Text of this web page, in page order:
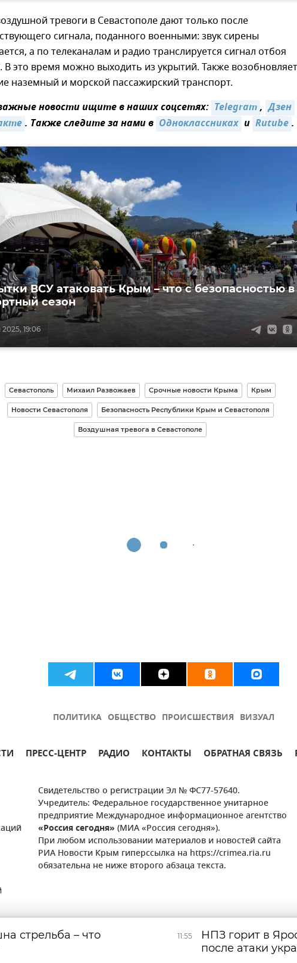
тревоги в Севастополе дают только после
сигнала, поданного военными: звук сирены
а по телеканалам и радио транслируется сигнал отбоя
В это время можно выходить из укрытий. Также возобновляет
наземный и морской пассажирский транспорт.
новости ищите в наших соцсетях: Telegram, Дзен
. Также следите за нами в Одноклассниках и Rutube.
19:06
ВСУ атаковать Крым – что с безопасностью в
сезон
Севастополь Михаил Развожаев Срочные новости Крыма Крым
Новости Севастополя Безопасность Республики Крым и Севастополя
Воздушная тревога в Севастополе
ПОЛИТИКА ОБЩЕСТВО ПРОИСШЕСТВИЯ ВИЗУАЛ
ПРЕСС-ЦЕНТР РАДИО КОНТАКТЫ ОБРАТНАЯ СВЯЗЬ
Свидетельство о регистрации Эл № ФС77-57640.
Учредитель: Федеральное государственное унитарное
предприятие Международное информационное агентство
«Россия сегодня» (МИА «Россия сегодня»).
При любом использовании материалов и новостей сайта
РИА Новости Крым гиперссылка на https://crimea.ria.ru
обязательна не ниже второго абзаца текста.
стрельба – что
11:55
НПЗ горит в
после атаки